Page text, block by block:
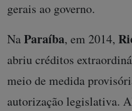
gerais ao governo.
NaParaíba, em 2014,
abriu créditos
meio de medida
autorização legislativa.